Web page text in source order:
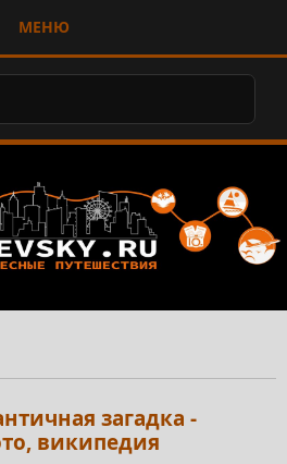
МЕНЮ
загадка -
википедия